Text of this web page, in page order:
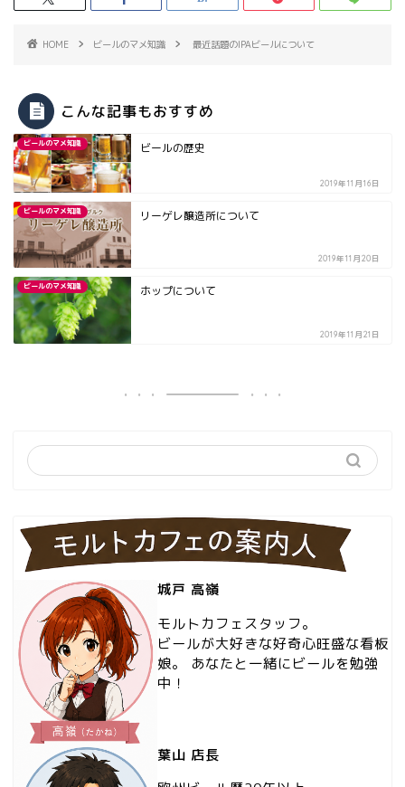
HOME ビールのマメ知識 最近話題のIPAビールについて
こんな記事もおすすめ
ビールのマメ知識 ビールの歴史
2019年11月16日
ビールのマメ知識 リーゲレ醸造所について
2019年11月20日
ビールのマメ知識 ホップについて
2019年11月21日
城戸 高嶺
モルトカフェスタッフ。
ビールが大好きな好奇心旺盛な看板
娘。 あなたと一緒にビールを勉強
中！
葉山 店長